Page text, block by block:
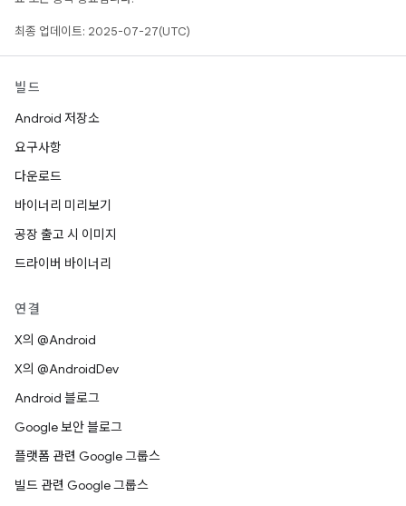
최종 업데이트: 2025-07-27(UTC)
빌드
Android 저장소
요구사항
다운로드
바이너리 미리보기
공장 출고 시 이미지
드라이버 바이너리
연결
X의 @Android
X의 @AndroidDev
Android 블로그
Google 보안 블로그
플랫폼 관련 Google 그룹스
빌드 관련 Google 그룹스